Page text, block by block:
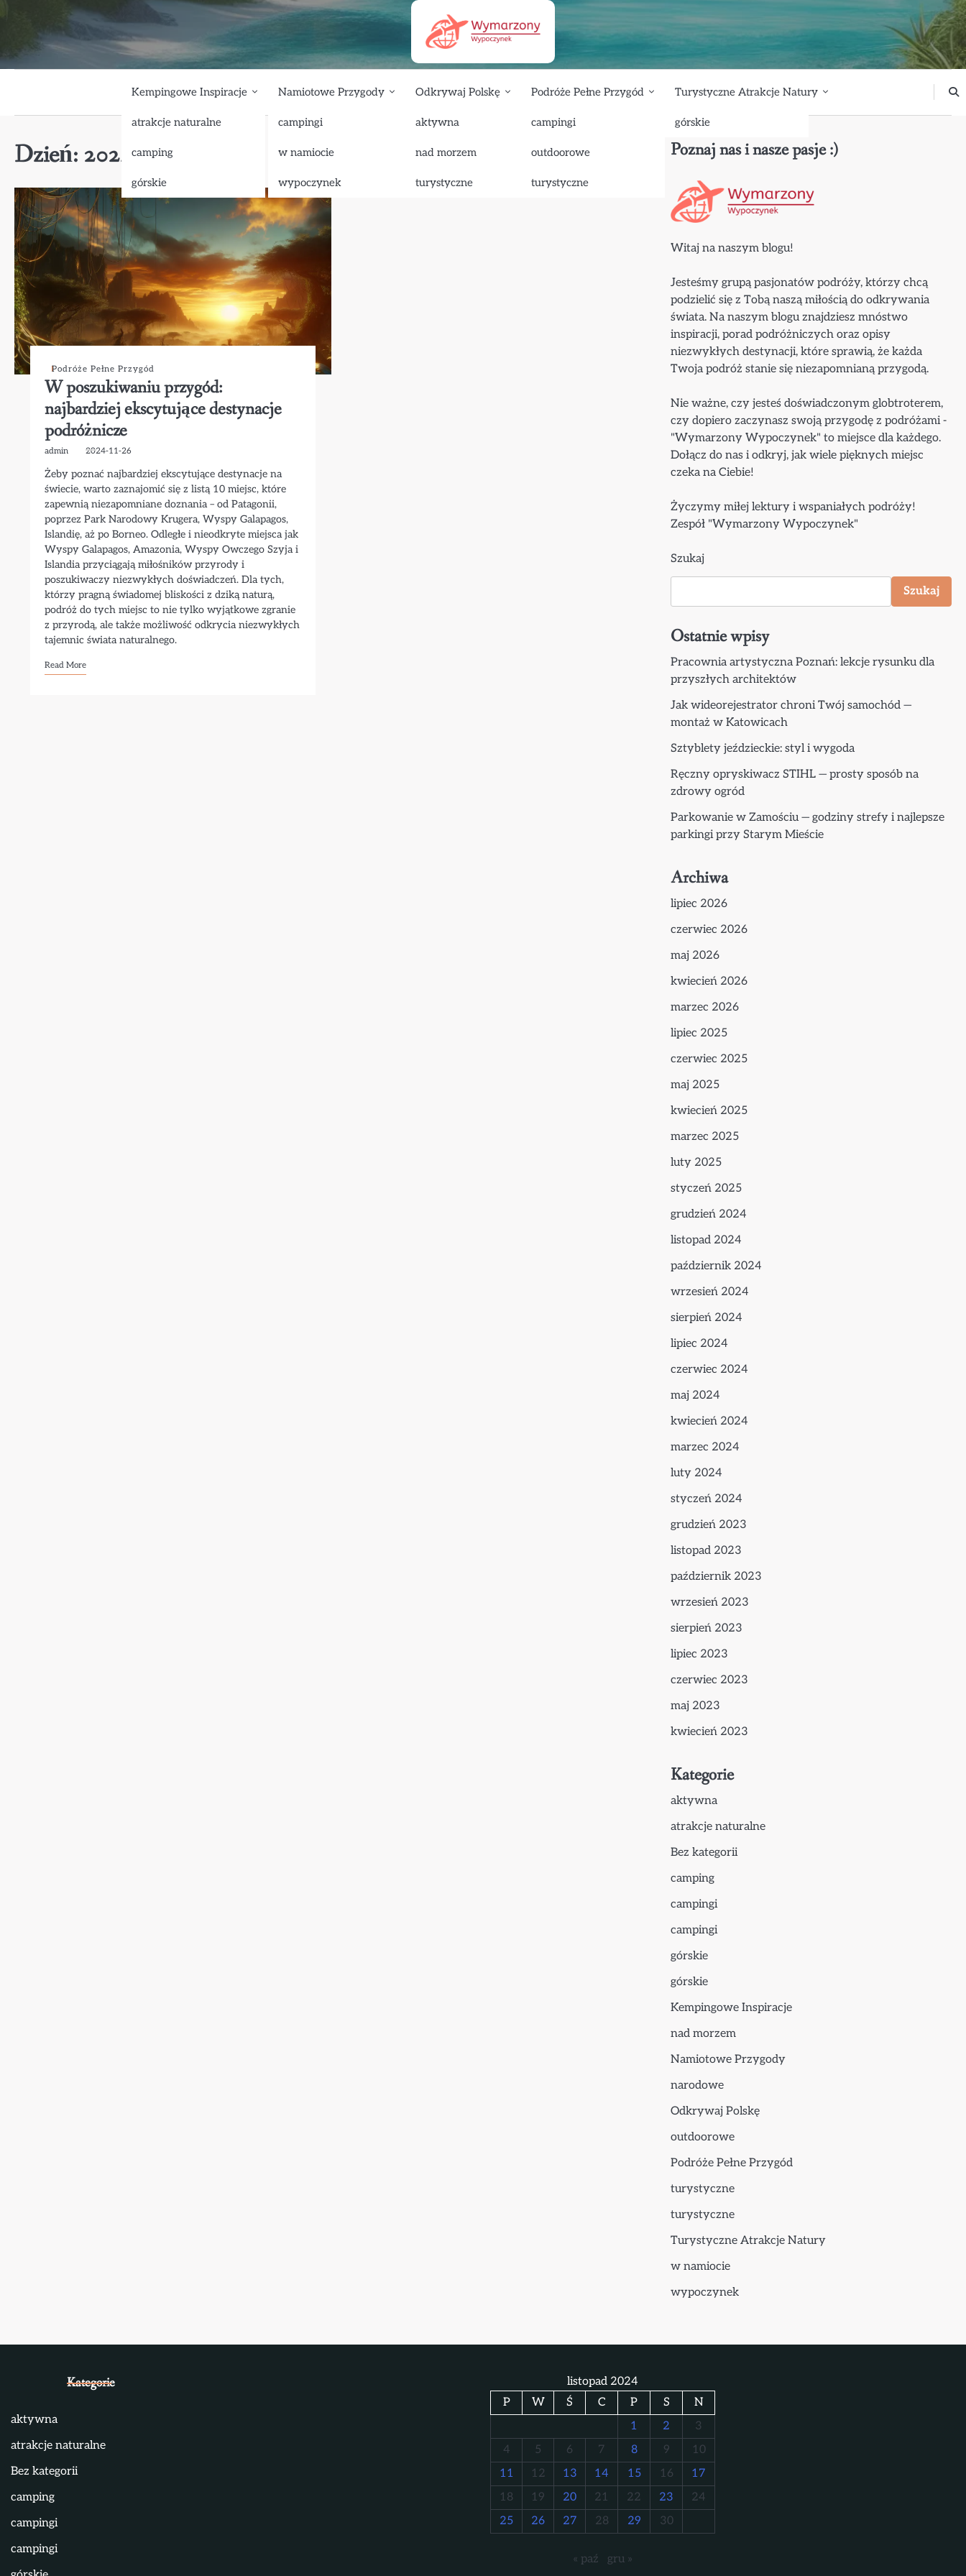
Kempingowe Inspiracje
atrakcje naturalne
camping
górskie
Namiotowe Przygody
campingi
w namiocie
wypoczynek
Odkrywaj Polskę
aktywna
nad morzem
turystyczne
Podróże Pełne Przygód
campingi
outdoorowe
turystyczne
Turystyczne Atrakcje Natury
górskie
Dzień: 2024-11-26
Podróże Pełne Przygód
W poszukiwaniu przygód:
najbardziej ekscytujące destynacje
podróżnicze
admin 2024-11-26
Żeby poznać najbardziej ekscytujące destynacje na
świecie, warto zaznajomić się z listą 10 miejsc, które
zapewnią niezapomniane doznania – od Patagonii,
poprzez Park Narodowy Krugera, Wyspy Galapagos,
Islandię, aż po Borneo. Odległe i nieodkryte miejsca jak
Wyspy Galapagos, Amazonia, Wyspy Owczego Szyja i
Islandia przyciągają miłośników przyrody i
poszukiwaczy niezwykłych doświadczeń. Dla tych,
którzy pragną świadomej bliskości z dziką naturą,
podróż do tych miejsc to nie tylko wyjątkowe zgranie
z przyrodą, ale także możliwość odkrycia niezwykłych
tajemnic świata naturalnego.
Read More
Poznaj nas i nasze pasje :)
Witaj na naszym blogu!
Jesteśmy grupą pasjonatów podróży, którzy chcą
podzielić się z Tobą naszą miłością do odkrywania
świata. Na naszym blogu znajdziesz mnóstwo
inspiracji, porad podróżniczych oraz opisy
niezwykłych destynacji, które sprawią, że każda
Twoja podróż stanie się niezapomnianą przygodą.
Nie ważne, czy jesteś doświadczonym globtroterem,
czy dopiero zaczynasz swoją przygodę z podróżami -
"Wymarzony Wypoczynek" to miejsce dla każdego.
Dołącz do nas i odkryj, jak wiele pięknych miejsc
czeka na Ciebie!
Życzymy miłej lektury i wspaniałych podróży!
Zespół "Wymarzony Wypoczynek"
Szukaj
Szukaj
Ostatnie wpisy
Pracownia artystyczna Poznań: lekcje rysunku dla
przyszłych architektów
Jak wideorejestrator chroni Twój samochód —
montaż w Katowicach
Sztyblety jeździeckie: styl i wygoda
Ręczny opryskiwacz STIHL — prosty sposób na
zdrowy ogród
Parkowanie w Zamościu — godziny strefy i najlepsze
parkingi przy Starym Mieście
Archiwa
lipiec 2026
czerwiec 2026
maj 2026
kwiecień 2026
marzec 2026
lipiec 2025
czerwiec 2025
maj 2025
kwiecień 2025
marzec 2025
luty 2025
styczeń 2025
grudzień 2024
listopad 2024
październik 2024
wrzesień 2024
sierpień 2024
lipiec 2024
czerwiec 2024
maj 2024
kwiecień 2024
marzec 2024
luty 2024
styczeń 2024
grudzień 2023
listopad 2023
październik 2023
wrzesień 2023
sierpień 2023
lipiec 2023
czerwiec 2023
maj 2023
kwiecień 2023
Kategorie
aktywna
atrakcje naturalne
Bez kategorii
camping
campingi
campingi
górskie
górskie
Kempingowe Inspiracje
nad morzem
Namiotowe Przygody
narodowe
Odkrywaj Polskę
outdoorowe
Podróże Pełne Przygód
turystyczne
turystyczne
Turystyczne Atrakcje Natury
w namiocie
wypoczynek
Kategorie
aktywna
atrakcje naturalne
Bez kategorii
camping
campingi
campingi
listopad 2024
P
W Ś C P S
N
1
2
3
4
5 6 7 8 9
10
11
12 13 14 15 16
17
18
19 20 21 22 23
24
25
26 27 28 29 30
« paź gru »